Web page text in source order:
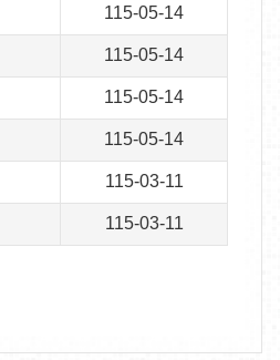
115-05-14
115-05-14
115-05-14
115-05-14
115-03-11
115-03-11